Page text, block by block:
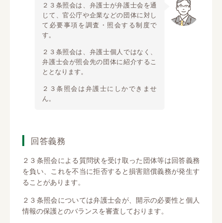
２３条照会は、弁護士が弁護士会を通
じて、官公庁や企業などの団体に対し
て必要事項を調査・照会する制度で
す。
２３条照会は、弁護士個人ではなく、
弁護士会が照会先の団体に紹介するこ
ととなります。
２３条照会は弁護士にしかできませ
ん。
回答義務
２３条照会による質問状を受け取った団体等は回答義務
を負い、これを不当に拒否すると損害賠償義務が発生す
ることがあります。
２３条照会については弁護士会が、開示の必要性と個人
情報の保護とのバランスを審査しております。